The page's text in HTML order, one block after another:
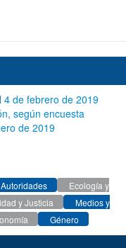
4 de febrero de 2019
según encuesta
de 2019
Ecología y
y Justicia
Medios y
Género